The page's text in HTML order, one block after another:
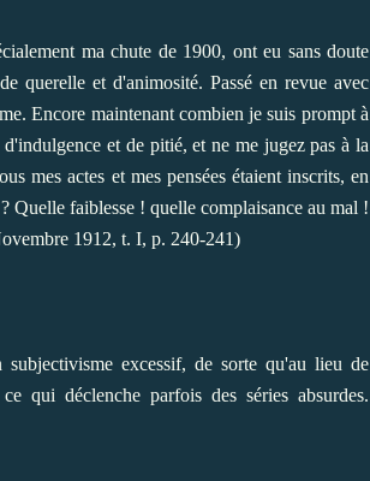
ma chute de 1900, ont eu sans doute
querelle et d'animosité. Passé en revue avec
Encore maintenant combien je suis prompt à
et de pitié, et ne me jugez pas à la
mes actes et mes pensées étaient inscrits, en
Quelle faiblesse ! quelle complaisance au mal !
1912, t. I, p. 240-241)
excessif, de sorte qu'au lieu de
qui déclenche parfois des séries absurdes.